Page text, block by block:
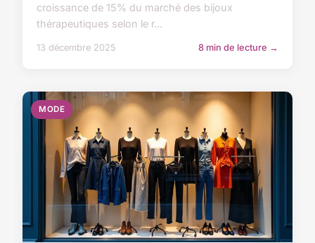
croissance de 15% du marché des bijoux
thérapeutiques selon le r...
13 décembre 2025 8 min de lecture →
MODE